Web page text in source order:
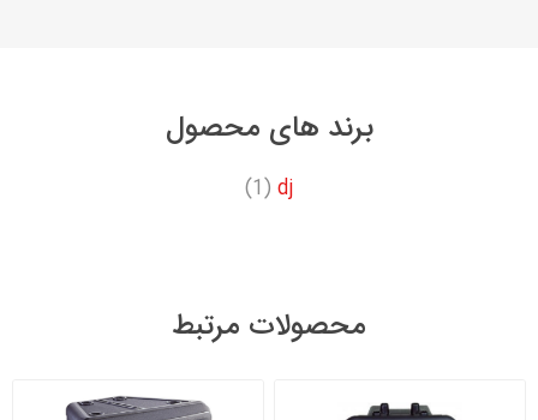
برند های محصول
dj
(1)
محصولات مرتبط